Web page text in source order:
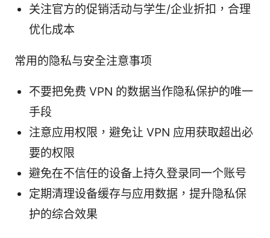
关注官方的促销活动与学生/企业折扣，合理
优化成本
常用的隐私与安全注意事项
不要把免费 VPN 的数据当作隐私保护的唯一
手段
注意应用权限，避免让 VPN 应用获取超出必
要的权限
避免在不信任的设备上持久登录同一个账号
定期清理设备缓存与应用数据，提升隐私保
护的综合效果